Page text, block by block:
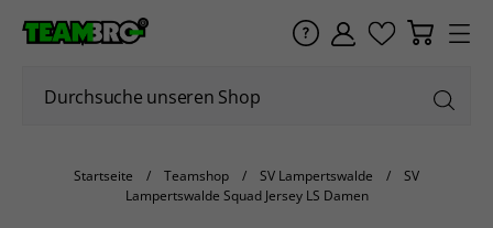
Startseite Teamshop SV Lampertswalde
SV
Lampertswalde Squad Jersey LS Damen